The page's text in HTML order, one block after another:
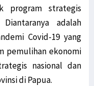
program strategis
adalah
Covid-19 yang
pemulihan ekonomi
nasional dan
di Papua.